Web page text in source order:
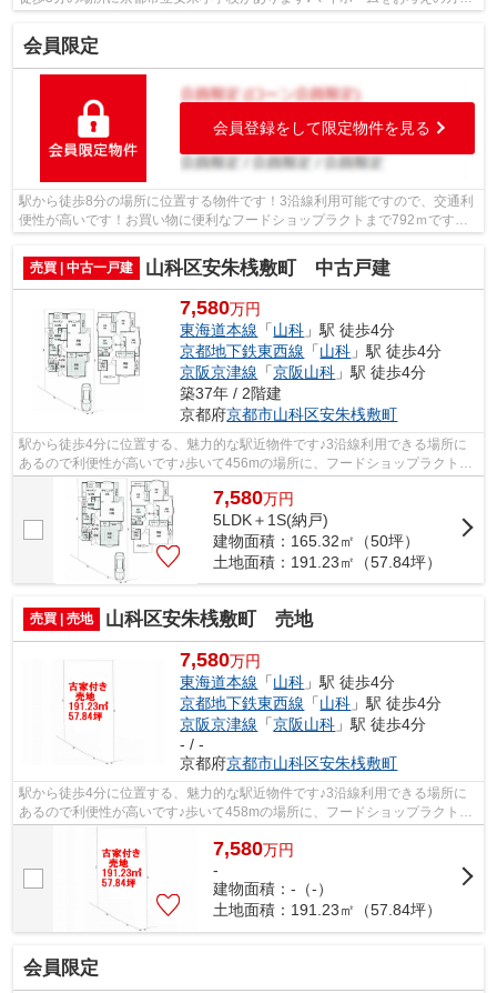
は、こちらの住宅用地♪京都市山科区に...
会員限定
会員登録をして限定物件を見る
駅から徒歩8分の場所に位置する物件です！3沿線利用可能ですので、交通利
便性が高いです！お買い物に便利なフードショップラクトまで792ｍです！
通学区域の小学校は京都市立安朱小学校...
売買 | 中古一戸建
山科区安朱桟敷町 中古戸建
7,580万円
東海道本線 「山科 」駅 徒歩4分
京都地下鉄東西線 「山科 」駅 徒歩4分
京阪京津線 「京阪山科 」駅 徒歩4分
築37年 / 2階建
京都府京都市山科区安朱桟敷町
駅から徒歩4分に位置する、魅力的な駅近物件です♪3沿線利用できる場所に
あるので利便性が高いです♪歩いて456mの場所に、フードショップラクトが
あります♪こちらの物件は京都市立安朱小...
7,580万円
5LDK＋1S(納戸)
建物面積：165.32㎡（50坪）
土地面積：191.23㎡（57.84坪）
売買 | 売地 山科区安朱桟敷町 売地
7,580万円
東海道本線 「山科 」駅 徒歩4分
京都地下鉄東西線 「山科 」駅 徒歩4分
京阪京津線 「京阪山科 」駅 徒歩4分
- / -
京都府京都市山科区安朱桟敷町
駅から徒歩4分に位置する、魅力的な駅近物件です♪3沿線利用できる場所に
あるので利便性が高いです♪歩いて458mの場所に、フードショップラクトが
7,580万円
-
建物面積：-（-）
土地面積：191.23㎡（57.84坪）
会員限定